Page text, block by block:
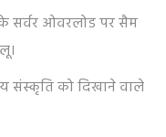
सर्वर ओवरलोड पर सैम
संस्कृति को दिखाने वाले